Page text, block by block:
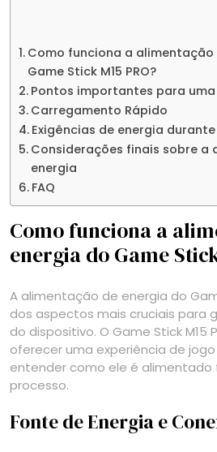
Como funciona a alimentação
Game Stick M15 PRO?
Pontos importantes para
Carregamento Rápido
Exigências de energia
Considerações finais sobre a
energia
FAQ
Como funciona a
energia do Game
A alimentação de energia do
dos aspectos mais cruciais para
do dispositivo. O Game Stick M15
oferecer uma experiência de
entender como ele é alimentado
processo.
Fonte de Energia e